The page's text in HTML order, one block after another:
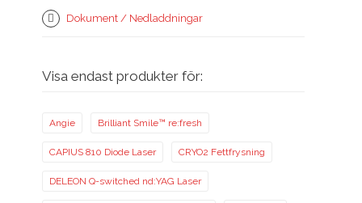
Dokument / Nedladdningar
Visa endast produkter för:
Angie Brilliant Smile™ re:fresh
CAPIUS 810 Diode Laser CRYO2 Fettfrysning
DELEON Q-switched nd:YAG Laser